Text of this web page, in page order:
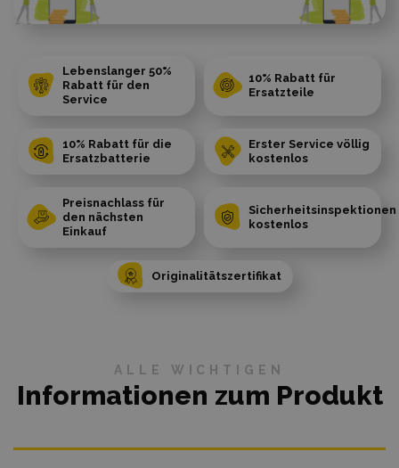
Lebenslanger 50%
Rabatt für den
Service
10% Rabatt für
Ersatzteile
10% Rabatt für die
Ersatzbatterie
Erster Service völlig
kostenlos
Preisnachlass für
den nächsten
Einkauf
Sicherheitsinspektionen
kostenlos
Originalitätszertifikat
ALLE WICHTIGEN
Informationen zum Produkt